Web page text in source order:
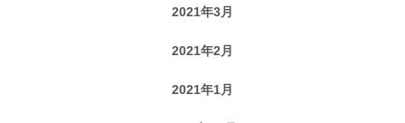
2021年3月
2021年2月
2021年1月